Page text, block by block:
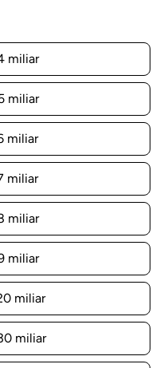
miliar
miliar
miliar
miliar
miliar
miliar
miliar
miliar